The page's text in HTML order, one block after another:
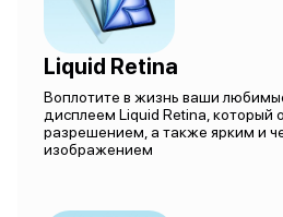
Liquid Retina
Воплотите в жизнь ваши
дисплеем Liquid Retina, который
разрешением, а также ярким и
изображением